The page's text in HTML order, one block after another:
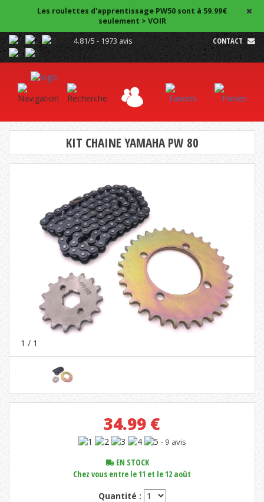
Les roulettes d'apprentissage PW50 sont à 59.99€
seulement > VOIR
4.81/5 - 1973 avis
CONTACT
KIT CHAINE YAMAHA PW 80
1 / 1
34.99 €
- 9 avis
EN STOCK
Chez vous entre le 11 et le 12 août
Quantité :